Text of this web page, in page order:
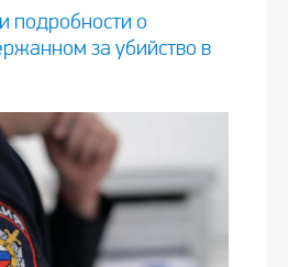
о
за убийство в